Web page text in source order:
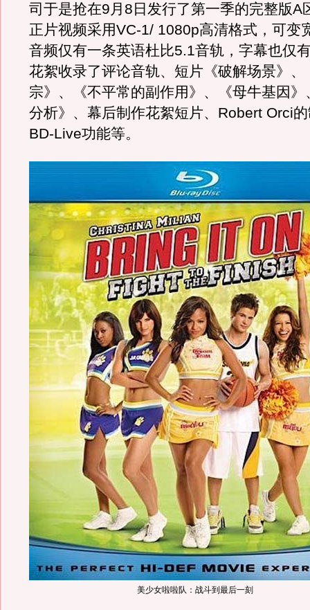
司于是抢在9月8日发行了第一季的完整版A
正片视频采用VC-1/ 1080p高清格式，可变
音频仅有一条英语杜比5.1音轨，字幕也仅
花絮收录了评论音轨、短片《破解场景》、
宗》、《不平常的副作用》、《母牛基因》
分析》、幕后制作花絮短片、Robert Orci
BD-Live功能等。
美少女啦啦队：战斗到最后一刻